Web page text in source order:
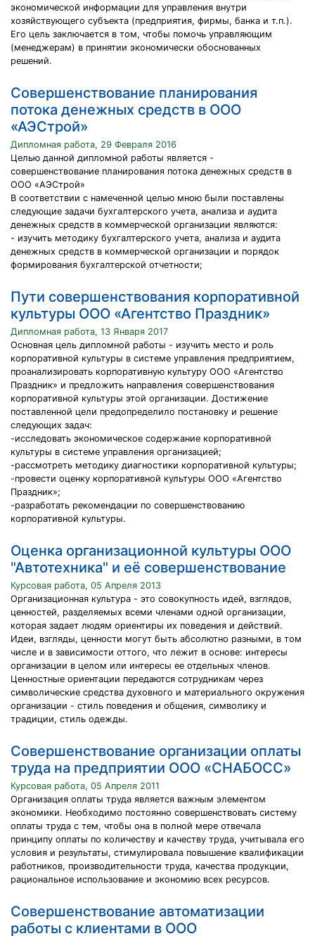
экономической информации для управления внутри
хозяйствующего субъекта (предприятия, фирмы, банка и т.п.).
Его цель заключается в том, чтобы помочь управляющим
(менеджерам) в принятии экономически обоснованных
решений.
Совершенствование планирования
потока денежных средств в ООО
«АЭСтрой»
Дипломная работа, 29 Февраля 2016
Целью данной дипломной работы является -
совершенствование планирования потока денежных средств в
ООО «АЭСтрой»
В cоответствии с намеченной целью мною были поставлены
следующие задачи бухгалтерского учета, анализа и аудита
денежных средств в коммерческой организации являются:
- изучить методику бухгалтерского учета, анализа и аудита
денежных средств в коммерческой организации и порядок
формирования бухгалтерской отчетности;
Пути совершенствования корпоративной
культуры ООО «Агентство Праздник»
Дипломная работа, 13 Января 2017
Основная цель дипломной работы - изучить место и роль
корпоративной культуры в системе управления предприятием,
проанализировать корпоративную культуру ООО «Агентство
Праздник» и предложить направления совершенствования
корпоративной культуры этой организации. Достижение
поставленной цели предопределило постановку и решение
следующих задач:
-исследовать экономическое содержание корпоративной
культуры в системе управления организацией;
-рассмотреть методику диагностики корпоративной культуры;
-провести оценку корпоративной культуры ООО «Агентство
Праздник»;
-разработать рекомендации по совершенствованию
корпоративной культуры.
Оценка организационной культуры ООО
"Автотехника" и её совершенствование
Курсовая работа, 05 Апреля 2013
Организационная культура - это совокупность идей, взглядов,
ценностей, разделяемых всеми членами одной организации,
которая задает людям ориентиры их поведения и действий.
Идеи, взгляды, ценности могут быть абсолютно разными, в том
числе и в зависимости оттого, что лежит в основе: интересы
организации в целом или интересы ее отдельных членов.
Ценностные ориентации передаются сотрудникам через
символические средства духовного и материального окружения
организации - стиль поведения и общения, символику и
традиции, стиль одежды.
Совершенствование организации оплаты
труда на предприятии ООО «СНАБОСС»
Курсовая работа, 05 Апреля 2011
Организация оплаты труда является важным элементом
экономики. Необходимо постоянно совершенствовать систему
оплаты труда с тем, чтобы она в полной мере отвечала
принципу оплаты по количеству и качеству труда, учитывала его
условия и результаты, стимулировала повышение квалификации
работников, производительности труда, качества продукции,
рациональное использование и экономию всех ресурсов.
Совершенствование автоматизации
работы с клиентами в ООО